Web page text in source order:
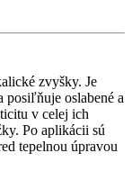
zvyšky. Je
posiľňuje oslabené a
v celej ich
Po aplikácii sú
tepelnou úpravou